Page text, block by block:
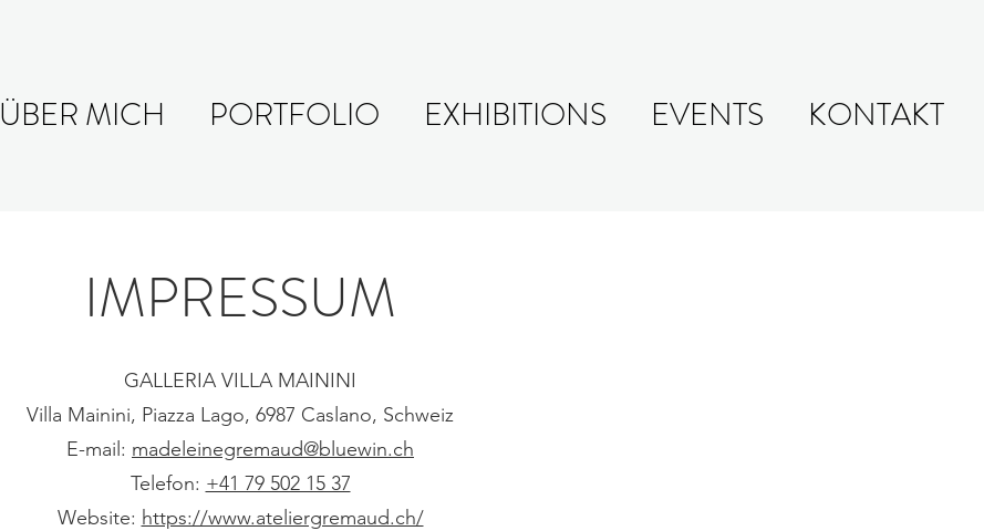
ÜBER MICH PORTFOLIO EXHIBITIONS EVENTS KONTAKT
IMPRESSUM
GALLERIA VILLA MAININI
Villa Mainini, Piazza Lago, 6987 Caslano, Schweiz
E-mail: madeleinegremaud@bluewin.ch
Telefon: +41 79 502 15 37
Website: https://www.ateliergremaud.ch/